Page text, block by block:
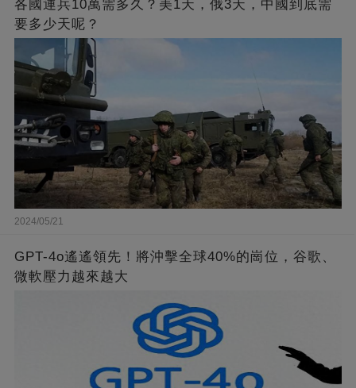
各國運兵10萬需多久？美1天，俄3天，中國到底需
要多少天呢？
2024/05/21
GPT-4o遙遙領先！將沖擊全球40%的崗位，谷歌、
微軟壓力越來越大